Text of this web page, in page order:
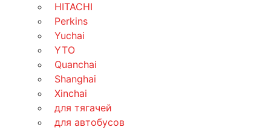
HITACHI
Perkins
Yuchai
YTO
Quanchai
Shanghai
Xinchai
для тягачей
для автобусов